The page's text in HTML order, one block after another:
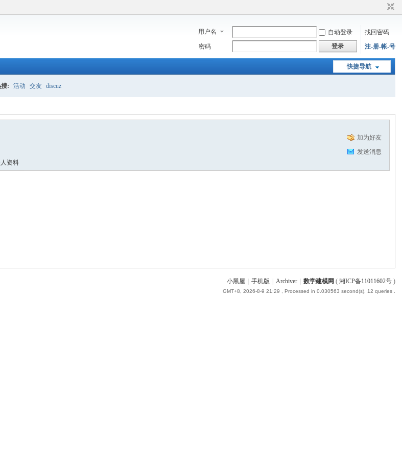
用户名 自动登录
找回密码
密码
登录 注-册-帐-号
快捷导航
搜: 活动 交友 discuz
加为好友
发送消息
资料
小黑屋 手机版 Archiver 数学建模网 ( 湘ICP备11011602号)
GMT+8, 2026-8-9 21:29 , Processed in 0.030563 second(s), 12 queries .